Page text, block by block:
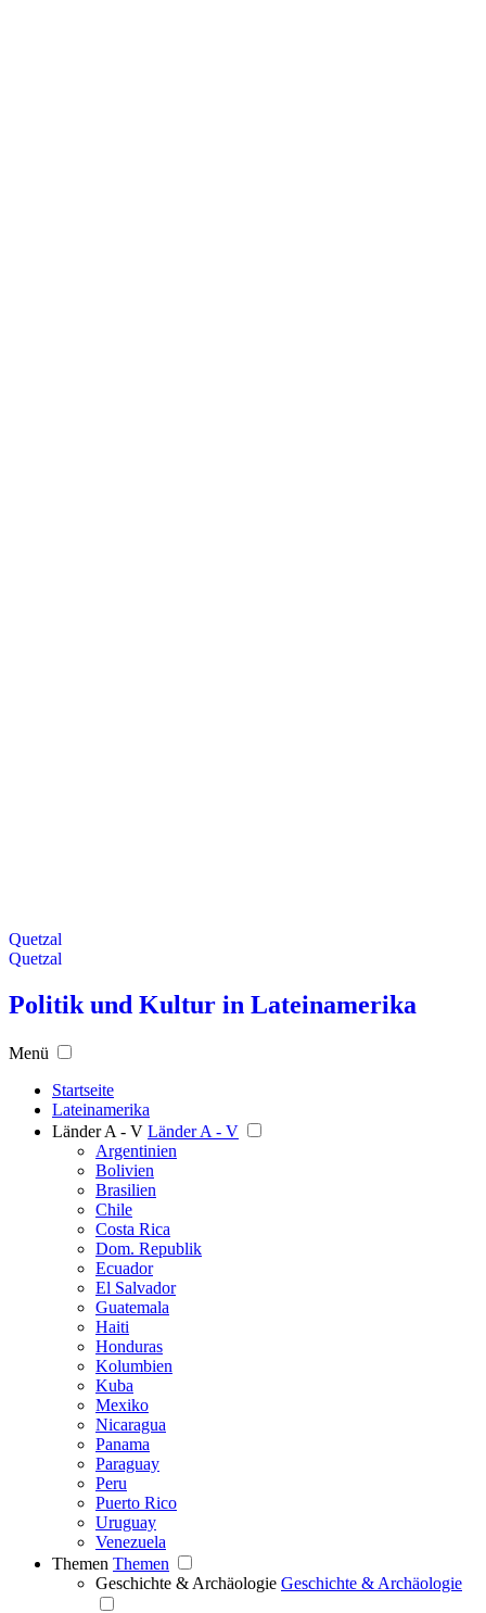
Quetzal
Quetzal
Politik und Kultur in Lateinamerika
Menü
Startseite
Lateinamerika
Länder A - V Länder A - V
Argentinien
Bolivien
Brasilien
Chile
Costa Rica
Dom. Republik
Ecuador
El Salvador
Guatemala
Haiti
Honduras
Kolumbien
Kuba
Mexiko
Nicaragua
Panama
Paraguay
Peru
Puerto Rico
Uruguay
Venezuela
Themen Themen
Geschichte & Archäologie Geschichte & Archäologie